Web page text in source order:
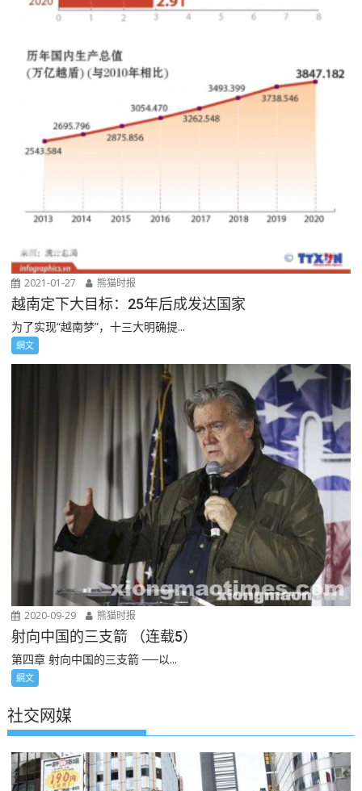
2021-01-27 熊猫时报
越南定下大目标：25年后成发达国家
为了实现“越南梦”，十三大明确提...
網文
2020-09-29 熊猫时报
射向中国的三支箭 （连载5）
第四章 射向中国的三支箭 ──以...
網文
社交网媒